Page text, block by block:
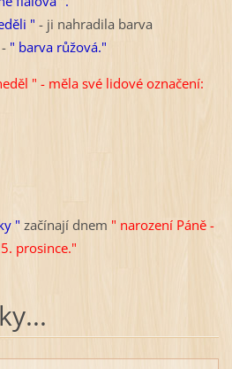
" - ji nahradila barva
" barva růžová."
" - měla své lidové označení:
" začínají dnem " narození Páně -
prosince."